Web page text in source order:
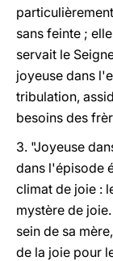
sans feinte ;
servait le
joyeuse dans
tribulation,
besoins des
3. "Joyeuse
dans l'épisode
climat de joie :
mystère de joie.
sein de sa
de la joie pour